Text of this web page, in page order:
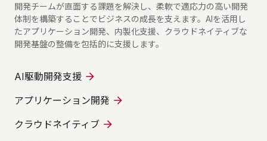
開発チームが直面する課題を解決し、柔軟で適応力の高い開発
体制を構築することでビジネスの成長を支えます。AIを活用し
たアプリケーション開発、内製化支援、クラウドネイティブな
開発基盤の整備を包括的に支援します。
AI駆動開発支援
アプリケーション開発
クラウドネイティブ